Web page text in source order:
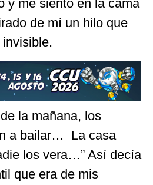
y me siento en la cama
de mí un hilo que
la mañana, los
a bailar… La casa
los vera…” Así decía
que era de mis